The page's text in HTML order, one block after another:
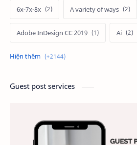
6x-7x-8x A variety of ways
Adobe InDesign CC 2019 Ai
Alien Alternative
Ảnh nền chuẩn HD Ảnh nền đẹp
Guest post services